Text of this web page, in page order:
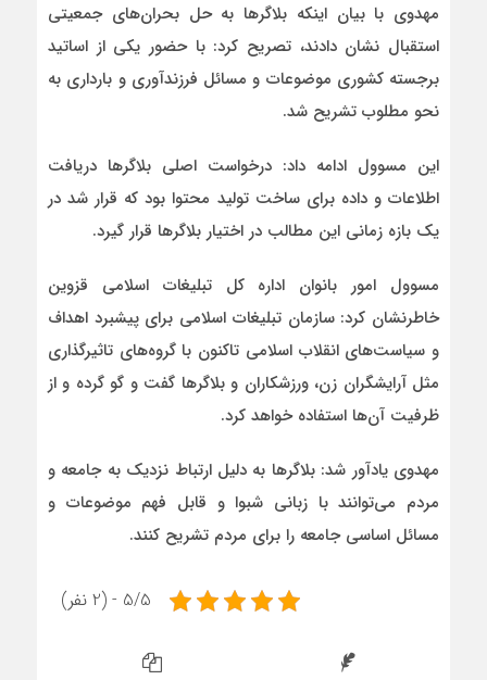
مهدوی با بیان اینکه بلاگرها به حل بحران‌های جمعیتی
استقبال نشان دادند، تصریح کرد: با حضور یکی از اساتید
برجسته کشوری موضوعات و مسائل فرزندآوری و بارداری به
نحو مطلوب تشریح شد.
این مسوول ادامه داد: درخواست اصلی بلاگرها دریافت
اطلاعات و داده برای ساخت تولید محتوا بود که قرار شد در
یک بازه زمانی این مطالب در اختیار بلاگرها قرار گیرد.
مسوول امور بانوان اداره کل تبلیغات اسلامی قزوین
خاطرنشان کرد: سازمان تبلیغات اسلامی برای پیشبرد اهداف
و سیاست‌های انقلاب اسلامی تاکنون با گروه‌های تاثیرگذاری
مثل آرایشگران زن، ورزشکاران و بلاگرها گفت و گو گرده و از
ظرفیت آن‌ها استفاده خواهد کرد.
مهدوی یادآور شد: بلاگرها به دلیل ارتباط نزدیک به جامعه و
مردم می‌توانند با زبانی شبوا و قابل فهم موضوعات و
مسائل اساسی جامعه را برای مردم تشریح کنند.
5/5 - (2 نفر)